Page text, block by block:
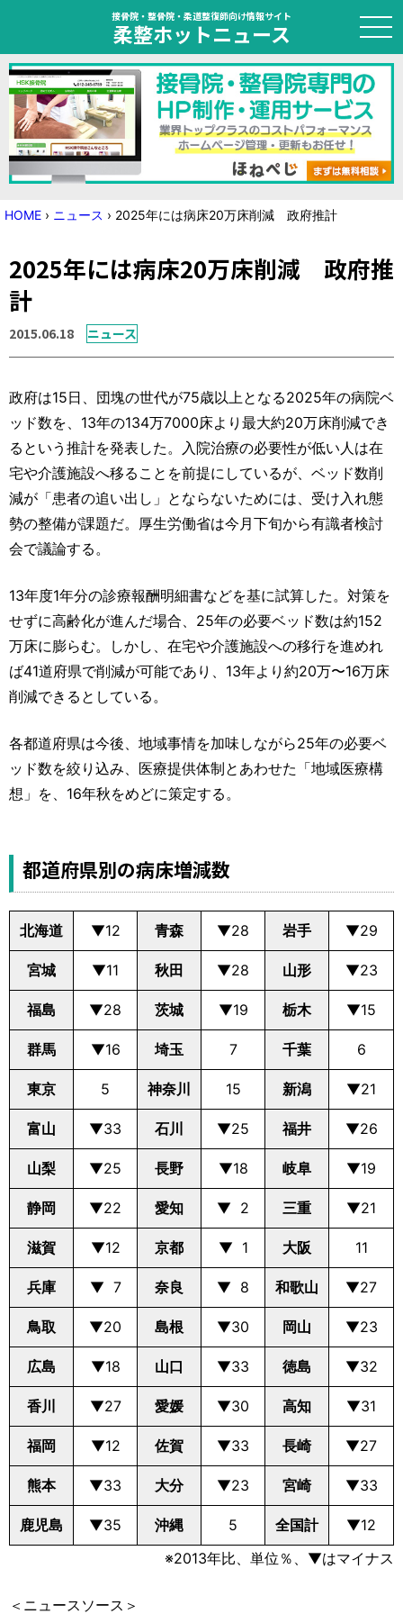
接骨院・整骨院・柔道整復師向け情報サイト
柔整ホットニュース
HOME
トピック
ニュース
国家試験対策
学会・セミナー情報
運営元 お問い合わせ
HOME › ニュース › 2025年には病床20万床削減 政府推計
2025年には病床20万床削減 政府推
計
2015.06.18 ニュース
政府は15日、団塊の世代が75歳以上となる2025年の病院ベ
ッド数を、13年の134万7000床より最大約20万床削減でき
るという推計を発表した。入院治療の必要性が低い人は在
宅や介護施設へ移ることを前提にしているが、ベッド数削
減が「患者の追い出し」とならないためには、受け入れ態
勢の整備が課題だ。厚生労働省は今月下旬から有識者検討
会で議論する。
13年度1年分の診療報酬明細書などを基に試算した。対策を
せずに高齢化が進んだ場合、25年の必要ベッド数は約152
万床に膨らむ。しかし、在宅や介護施設への移行を進めれ
ば41道府県で削減が可能であり、13年より約20万〜16万床
削減できるとしている。
各都道府県は今後、地域事情を加味しながら25年の必要ベ
ッド数を絞り込み、医療提供体制とあわせた「地域医療構
想」を、16年秋をめどに策定する。
都道府県別の病床増減数
北海道 ▼12 青森 ▼28 岩手 ▼29
宮城 ▼11 秋田 ▼28 山形 ▼23
福島 ▼28 茨城 ▼19 栃木 ▼15
群馬 ▼16 埼玉 7 千葉 6
東京 5 神奈川 15 新潟 ▼21
富山 ▼33 石川 ▼25 福井 ▼26
山梨 ▼25 長野 ▼18 岐阜 ▼19
静岡 ▼22 愛知 ▼ 2 三重 ▼21
滋賀 ▼12 京都 ▼ 1 大阪 11
兵庫 ▼ 7 奈良 ▼ 8 和歌山 ▼27
鳥取 ▼20 島根 ▼30 岡山 ▼23
広島 ▼18 山口 ▼33 徳島 ▼32
香川 ▼27 愛媛 ▼30 高知 ▼31
福岡 ▼12 佐賀 ▼33 長崎 ▼27
熊本 ▼33 大分 ▼23 宮崎 ▼33
鹿児島 ▼35 沖縄 5 全国計
▼12
※2013年比、単位％、▼はマイナス
＜ニュースソース＞